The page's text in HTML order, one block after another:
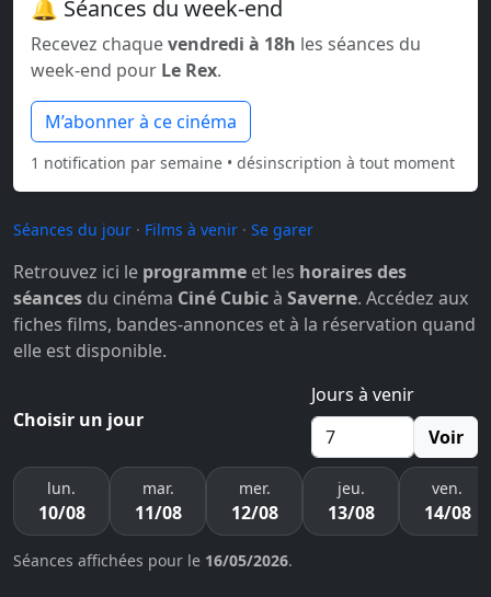
🔔 Séances du week-end
Recevez chaquevendredi à 18h les séances du
week-end pour Le Rex.
M’abonner à ce cinéma
1 notification par semaine • désinscription à tout moment
Séances du jour · Films à venir · Se garer
Retrouvez ici le programme et les horaires des
séances du cinéma Ciné Cubicà Saverne. Accédez aux
fiches films, bandes-annonces et à la réservation quand
elle est disponible.
Choisir un jour
Jours à venir
Voir
lun.
10/08
mar.
11/08
mer.
12/08
jeu.
13/08
ven.
14/08
Séances affichées pour le 16/05/2026.